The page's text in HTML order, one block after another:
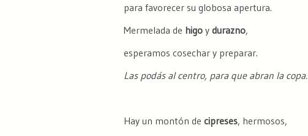
para favorecer su globosa apertura.
Mermelada de higo y durazno,
esperamos cosechar y preparar.
Las podás al centro, para que abran la copa.
Hay un montón de cipreses, hermosos,